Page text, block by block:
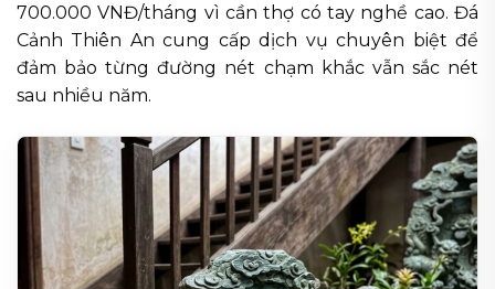
700.000 VNĐ/tháng vì cần thợ có tay nghề cao. Đá
Cảnh Thiên An cung cấp dịch vụ chuyên biệt để
đảm bảo từng đường nét chạm khắc vẫn sắc nét
sau nhiều năm.